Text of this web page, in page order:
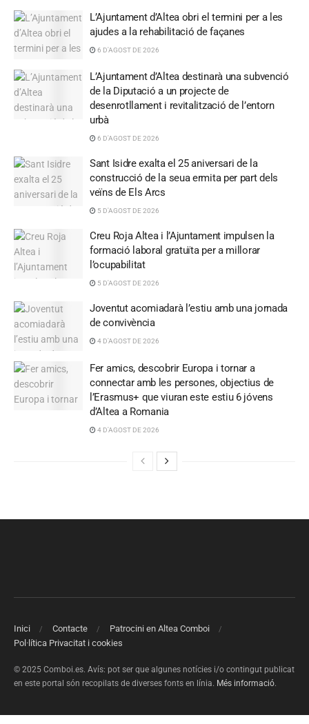
L’Ajuntament d’Altea obri el termini per a les
ajudes a la rehabilitació de façanes
6 D'AGOST DE 2026
L’Ajuntament d’Altea destinarà una subvenció
de la Diputació a un projecte de
desenrotllament i revitalització de l’entorn
urbà
6 D'AGOST DE 2026
Sant Isidre exalta el 25 aniversari de la
construcció de la seua ermita per part dels
veïns de Els Arcs
5 D'AGOST DE 2026
Creu Roja Altea i l’Ajuntament impulsen la
formació laboral gratuïta per a millorar
l’ocupabilitat
5 D'AGOST DE 2026
Joventut acomiadarà l’estiu amb una jornada
de convivència
4 D'AGOST DE 2026
Fer amics, descobrir Europa i tornar a
connectar amb les persones, objectius de
l’Erasmus+ que viuran este estiu 6 jóvens
d’Altea a Romania
4 D'AGOST DE 2026
Inici Contacte
Patrocini en Altea Comboi
Pol·lítica Privacitat i cookies
© 2025 Comboi.es. Avís: pot ser que algunes notícies i/o contingut publicat
en este portal són recopilats de diverses fonts en línia. Més informació.